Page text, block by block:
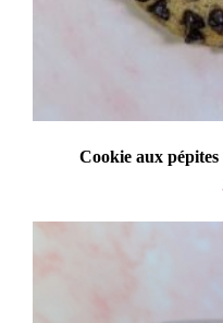
Cookie aux